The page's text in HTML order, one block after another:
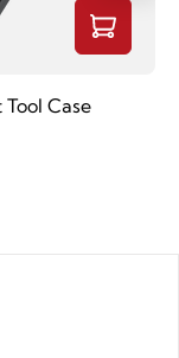
Case